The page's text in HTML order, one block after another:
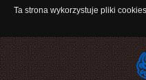
Ta strona wykorzystuje pliki